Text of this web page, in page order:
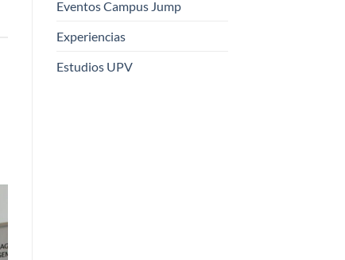
Eventos Campus Jump
Experiencias
Estudios UPV